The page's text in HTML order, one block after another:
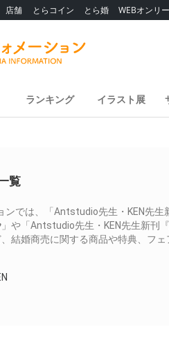
店舗 とらコイン とら婚 WEBオンリー
ランキング イラスト展
覧
ンでは、「Antstudio先生・KEN先
や「Antstudio先生・KEN先生新刊
結婚商売に関する商品や特典、フ